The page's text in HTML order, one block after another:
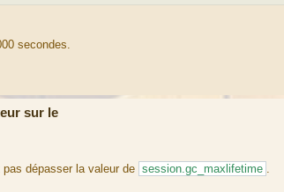
secondes.
sur le
dépasser la valeur de session.gc_maxlifetime